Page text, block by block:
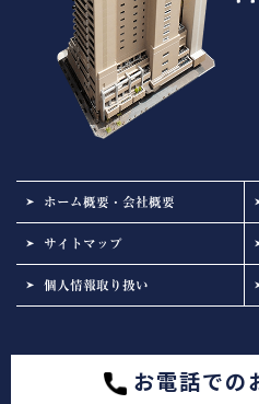
ホーム概要・会社概要
サイトマップ
個人情報取り扱い
お電話での